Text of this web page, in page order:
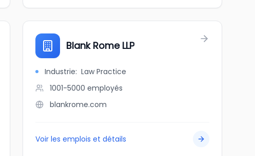
Blank Rome LLP
Industrie: Law Practice
1001-5000 employés
blankrome.com
Voir les emplois et détails